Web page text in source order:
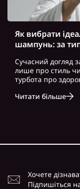
Як вибрати
шампунь: за
Сучасний догляд
лише про стиль
турбота про
актуально для
Читати більше
Хочете
Підпишіться